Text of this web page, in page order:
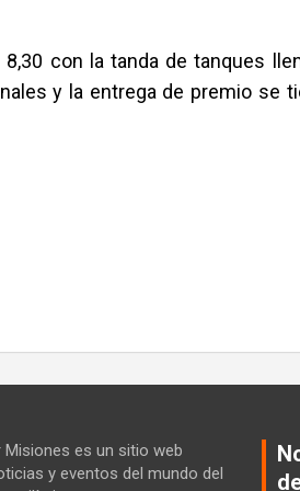
con la tanda de tanques
y la entrega de premio se
es un sitio web
y eventos del mundo del